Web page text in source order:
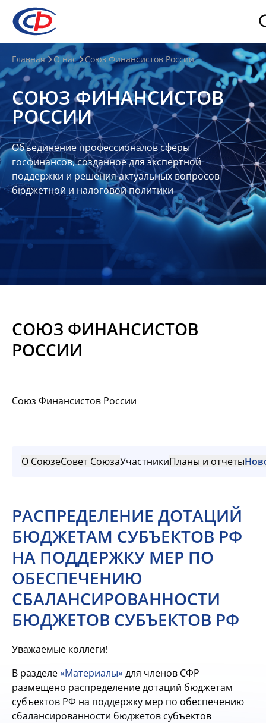
О
нас
О
СФР
Совет
Союза
Участники
Планы
отчеты
Контакты
Материалы
Главная О нас Союз Финансистов России
СОЮЗ ФИНАНСИСТОВ
РОССИИ
Объединение профессионалов сферы
госфинансов, созданное для экспертной
поддержки и решения актуальных вопросов
бюджетной и налоговой политики
СОЮЗ ФИНАНСИСТОВ
РОССИИ
Союз Финансистов России
О СоюзеСовет СоюзаУчастникиПланы и отчеты
РАСПРЕДЕЛЕНИЕ ДОТАЦИЙ
БЮДЖЕТАМ СУБЪЕКТОВ РФ
НА ПОДДЕРЖКУ МЕР ПО
ОБЕСПЕЧЕНИЮ
СБАЛАНСИРОВАННОСТИ
БЮДЖЕТОВ СУБЪЕКТОВ РФ
Уважаемые коллеги!
В разделе«Материалы»для членов СФР
размещено распределение дотаций бюджетам
субъектов РФ на поддержку мер по обеспечению
сбалансированности бюджетов субъектов